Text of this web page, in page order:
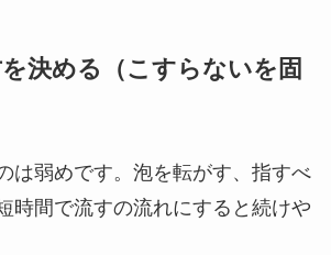
決める（こすらないを固
は弱めです。泡を転がす、指すべ
時間で流すの流れにすると続けや